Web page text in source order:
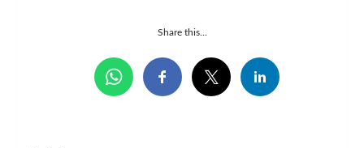
Share this...